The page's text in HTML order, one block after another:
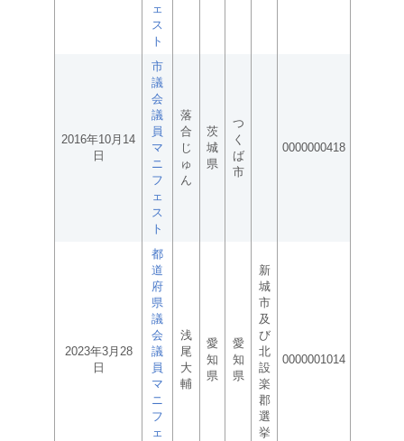
ェ
ス
ト
2016年10月14
日
市
議
会
議
員
マ
ニ
フ
ェ
ス
ト
落
合
じ
ゅ
ん
茨
城
県
つ
く
ば
市
0000000418
2023年3月28
日
都
道
府
県
議
会
議
員
マ
ニ
フ
ェ
浅
尾
大
輔
愛
知
県
愛
知
県
新
城
市
及
び
北
設
楽
郡
選
挙
0000001014